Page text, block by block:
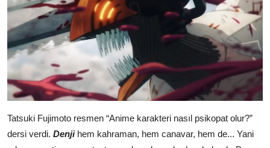
Tatsuki Fujimoto resmen “Anime karakteri nasıl psikopat olur?”
dersi verdi. Denjihem kahraman, hem canavar, hem de... Yani